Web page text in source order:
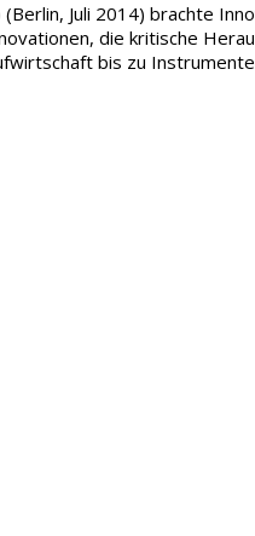
Juli 2014) brachte
die kritische
bis zu